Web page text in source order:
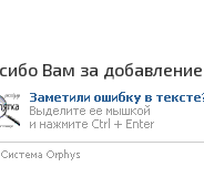
Вам за добавление